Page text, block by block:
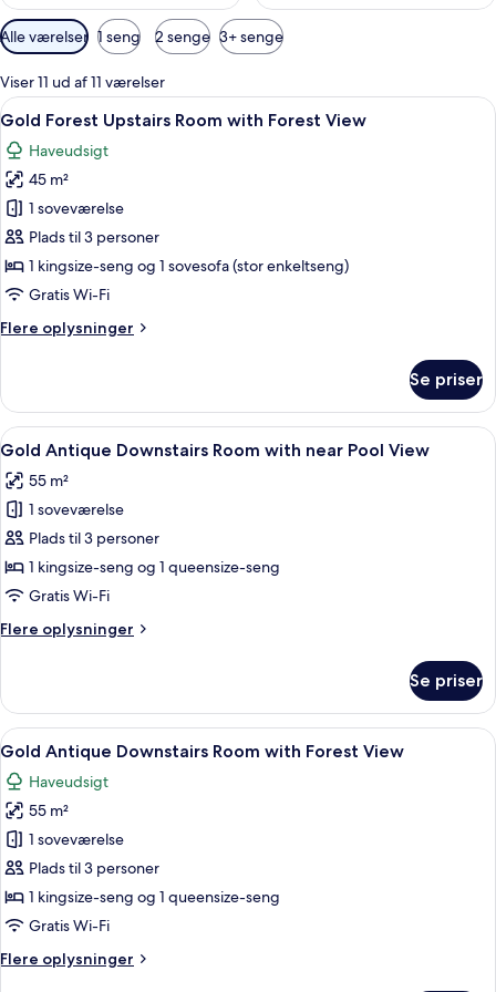
Tilgængelige
filtre
for
værelser
Alle værelser 1 seng 2 senge 3+ senge
Viser 11 ud af 11 værelser
Indlæs
alle
billeder
af
Gold
Forest
Upstairs
Room
Forest
Et rummeligt soveværelse med en
4
Gold Forest Upstairs Room with Forest View
Haveudsigt
45 m²
1 soveværelse
Plads til 3 personer
1 kingsize-seng og 1 sovesofa (stor enkeltseng)
Gratis Wi-Fi
Flere oplysninger
Flere
Forest
Upstairs
Room
Forest
View
Se priser
Indlæs
alle
billeder
af
Gold
Antique
Downstairs
with
View
Et hotelværelse med en seng, en
1
Gold Antique Downstairs Room with near Pool View
55 m²
1 soveværelse
Plads til 3 personer
1 kingsize-seng og 1 queensize-seng
Gratis Wi-Fi
Flere oplysninger
Flere
Antique
Downstairs
Room
with
near
Pool
View
Se priser
Indlæs
alle
billeder
af
Gold
Antique
Downstairs
Room
Forest
Et rummeligt soveværelse med en
3
Gold Antique Downstairs Room with Forest View
Haveudsigt
55 m²
1 soveværelse
Plads til 3 personer
1 kingsize-seng og 1 queensize-seng
Gratis Wi-Fi
Flere oplysninger
Flere